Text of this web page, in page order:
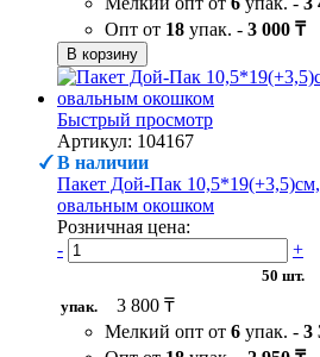
Опт от 18 упак. - 3 000 ₸
В корзину
Быстрый просмотр
Артикул: 104167
В наличии
Пакет Дой-Пак
овальным окошком
Розничная цена:
-
+
50 шт.
упак.
3 800 ₸
Мелкий опт от 6 упак. - 3